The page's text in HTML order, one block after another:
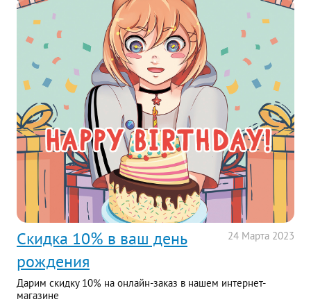
24 Марта 2023
Скидка 10% в ваш день
рождения
Дарим скидку 10% на онлайн-заказ в нашем интернет-
магазине